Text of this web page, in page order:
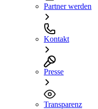
Partner werden
Kontakt
Presse
Transparenz